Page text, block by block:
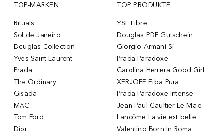
TOP-MARKEN
Rituals
Sol de Janeiro
Douglas Collection
Yves Saint Laurent
Prada
The Ordinary
Gisada
MAC
Tom Ford
Dior
TOP PRODUKTE
YSL Libre
Douglas PDF Gutschein
Giorgio Armani Si
Prada Paradoxe
Carolina Herrera Good Girl
XERJOFF Erba Pura
Prada Paradoxe Intense
Jean Paul Gaultier Le Male
Lancôme La vie est belle
Valentino Born In Roma